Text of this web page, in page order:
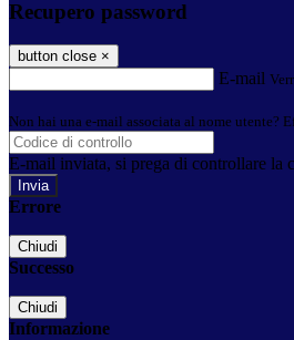
Recupero password
button close ×
E-mail
Non hai una e-mail associata al nome utente?
E-mail inviata, si prega di controllare la
Errore
Chiudi
Successo
Chiudi
Informazione